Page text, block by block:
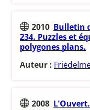
2010 Bulletin
234. Puzzles et
polygones plans.
Auteur :
2008 L'Ouvert.